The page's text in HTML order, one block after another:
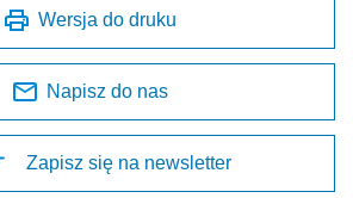
Wersja do druku
Napisz do nas
Zapisz się na newsletter